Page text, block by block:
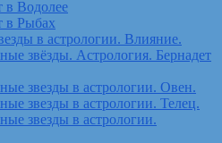
в Водолее
в Рыбах
в астрологии. Влияние.
звёзды. Астрология. Бернадет
звезды в астрологии. Овен.
звезды в астрологии. Телец.
звезды в астрологии.